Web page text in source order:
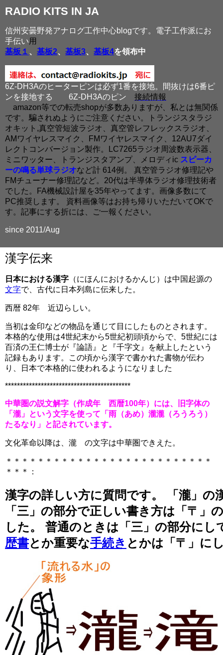
RADIO KITS IN JA
信州安曇野発アナログ工作中心blogです。電子工作派にお
手伝い用
基板１ 、 基板2、 基板3、 基板4を領布中
6Z-DH3Aのヒーターピンは必ず1番を接地。間抜けは6番ピ
ンを接地する
6Z-DH3Aのピン 接続情報
amazon等での転売shopが多数ありますが、私とは無関係
です。騙されぬようにご注意ください。トランジスタラジ
オキット,真空管短波ラジオ、真空管レフレックスラジオ、
AMワイヤレスマイク、FMワイヤレスマイク、12AU7ダイ
レクトコンバージョン製作。LC7265ラジオ周波数表示器、
ミニワッター、トランジスタアンプ、メロディic スピーカ
ーの鳴る単球ラジオなど計 614例。 真空管ラジオ修理記や
FMチューナー修理記など。20代は半導体ラジオ修理技術者
でした。FA機械設計屋を35年やってます。画像多数にて
PC推奨します。 資料画像等はお持ち帰りいただいてOKで
す。記事にする折には、ご一報ください。
since 2011/Aug
漢字伝来
日本における漢字 （にほんにおけるかんじ）は中国起源の
文字で、古代に日本列島に伝来した。
西暦 82年 近辺らしい。
当初は金印などの物品を通じて目にしたものとされます。
本格的な使用は4世紀末から5世紀初頭頃からで、5世紀には
百済の王仁博士が『論語』と『千字文』を献上したという
記録もあります。この頃から漢字で書かれた書物が伝わ
り、日本で本格的に使われるようになりました
******************************************
中華圏の説文解字（作成年 西暦100年）には、旧字体の
「瀧」という文字を使って「雨（あめ）瀧瀧（ろうろう）
たるなり」と記されています。
文化革命以降は、瀧 の文字は中華圏できえた。
＊＊＊＊＊＊＊＊＊＊＊＊＊＊＊＊＊＊＊＊＊＊＊＊＊＊
＊＊＊：
漢字の詳しい方に質問です。 「瀧」の
「三」の部分で正しい書き方は「〒」
した。 普通のときは「三」の部分にし
歴書とか重要な手続き とかは「〒」に